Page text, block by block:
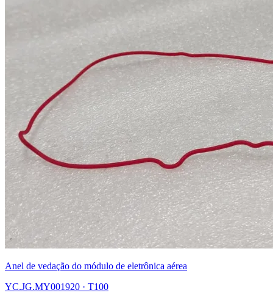
Anel de vedação do módulo de eletrônica aérea
YC.JG.MY001920 · T100